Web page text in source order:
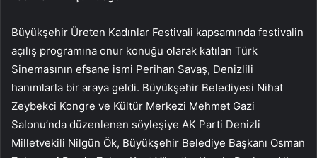
Büyükşehir Üreten Kadınlar Festivali kapsamında festivalin
açılış programına onur konuğu olarak katılan Türk
Sinemasının efsane ismi Perihan Savaş, Denizlili
hanımlarla bir araya geldi. Büyükşehir Belediyesi Nihat
Zeybekci Kongre ve Kültür Merkezi Mehmet Gazi
Salonu’nda düzenlenen söyleşiye AK Parti Denizli
Milletvekili Nilgün Ök, Büyükşehir Belediye Başkanı Osman